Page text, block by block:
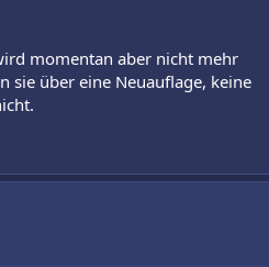
momentan aber nicht mehr
sie über eine Neuauflage, keine